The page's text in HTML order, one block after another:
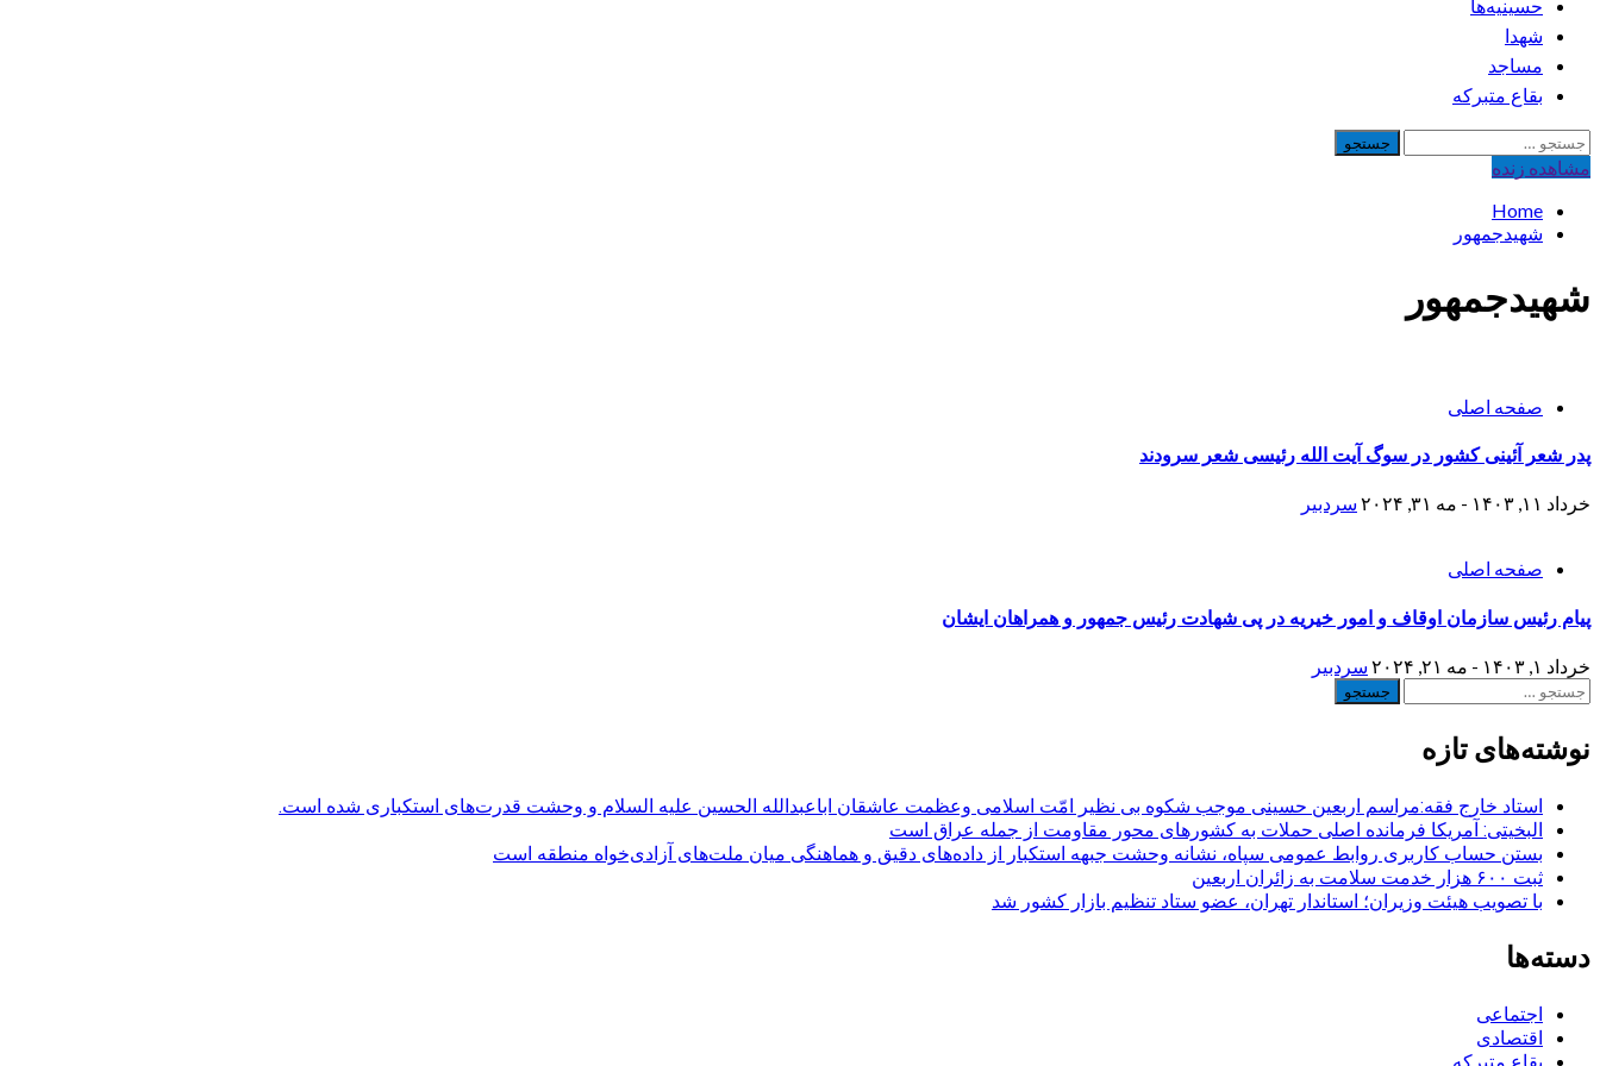
حسینیه‌ها
شهدا
مساجد
بقاع متبرکه
جستجو
برای:
مشاهده‌ زنده
Home
شهیدجمهور
شهیدجمهور
صفحه اصلی
پدر شعر آئینی کشور در سوگ آیت الله رئیسی شعر سرودند
خرداد ۱۱, ۱۴۰۳ - مه ۳۱, ۲۰۲۴ سردبیر
صفحه اصلی
پیام رئیس سازمان اوقاف و امور خیریه در پی شهادت رئیس جمهور و همراهان ایشان
خرداد ۱, ۱۴۰۳ - مه ۲۱, ۲۰۲۴
سردبیر
جستجو
برای:
نوشته‌های تازه
استاد خارج فقه:مراسم اربعین حسینی موجب شکوه بی نظیر امّت اسلامی وعظمت عاشقان اباعبدالله الحسین علیه السلام و وحشت قدرت‌های استکباری شده است.
البخیتی: آمریکا فرمانده اصلی حملات به کشورهای محور مقاومت از جمله عراق است
بستن حساب کاربری روابط عمومی سپاه، نشانه‌ وحشت جبهه استکبار از داده‌های دقیق و هماهنگی میان ملت‌های آزادی‌خواه منطقه است
ثبت ۶۰۰ هزار خدمت سلامت به زائران اربعین
با تصویب هیئت وزیران؛ استاندار تهران، عضو ستاد تنظیم بازار کشور شد
دسته‌ها
اجتماعی
اقتصادی
بقاع متبرکه